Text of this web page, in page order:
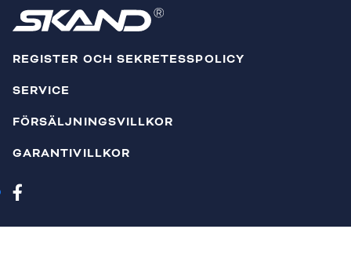
REGISTER OCH SEKRETESSPOLICY
SERVICE
FÖRSÄLJNINGSVILLKOR
GARANTIVILLKOR